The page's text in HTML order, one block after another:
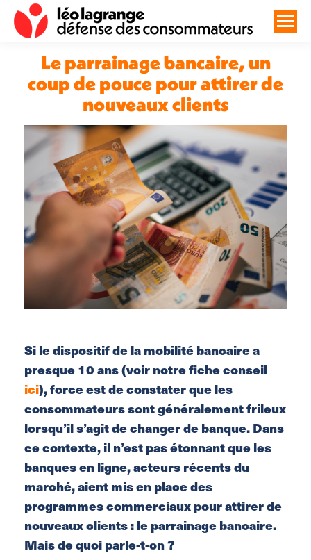
Le parrainage bancaire, un
coup de pouce pour attirer de
nouveaux clients
Vous êtes ici :
Si le dispositif de la mobilité bancaire a
presque 10 ans (voir notre fiche conseil
ici), force est de constater que les
consommateurs sont généralement frileux
lorsqu’il s’agit de changer de banque. Dans
ce contexte, il n’est pas étonnant que les
banques en ligne, acteurs récents du
marché, aient mis en place des
programmes commerciaux pour attirer de
nouveaux clients : le parrainage bancaire.
Mais de quoi parle-t-on ?